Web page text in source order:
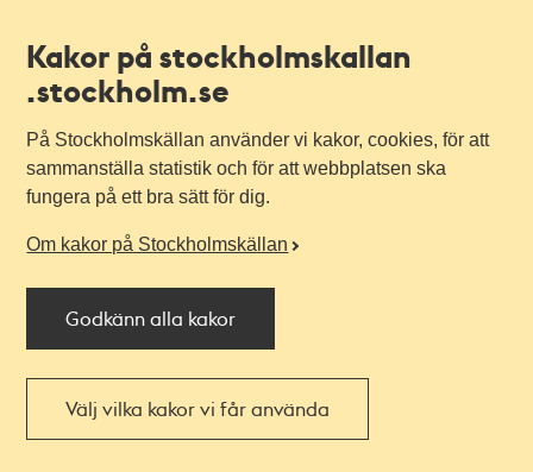
Kakor på stockholmskallan
.stockholm.se
På Stockholmskällan använder vi kakor, cookies, för att
sammanställa statistik och för att webbplatsen ska
fungera på ett bra sätt för dig.
Om kakor på Stockholmskällan
Godkänn alla kakor
Välj vilka kakor vi får använda